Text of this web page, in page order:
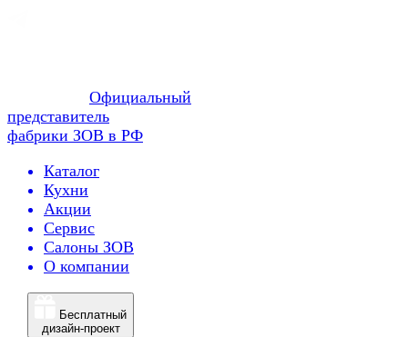
Официальный
представитель
фабрики ЗОВ в РФ
Каталог
Кухни
Акции
Сервис
Салоны ЗОВ
О компании
Бесплатный
дизайн-проект